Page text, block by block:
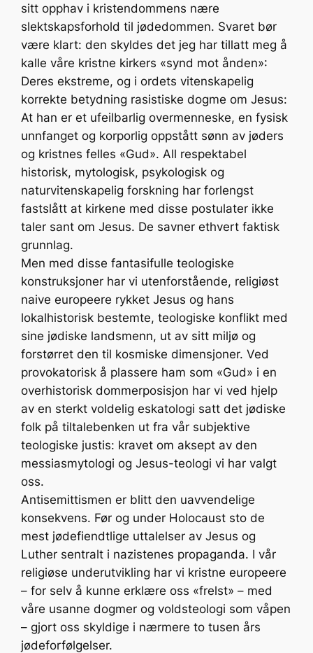
sitt opphav i kristendommens nære
slektskapsforhold til jødedommen. Svaret bør
være klart: den skyldes det jeg har tillatt meg å
kalle våre kristne kirkers «synd mot ånden»:
Deres ekstreme, og i ordets vitenskapelig
korrekte betydning rasistiske dogme om Jesus:
At han er et ufeilbarlig overmenneske, en fysisk
unnfanget og korporlig oppstått sønn av jøders
og kristnes felles «Gud». All respektabel
historisk, mytologisk, psykologisk og
naturvitenskapelig forskning har forlengst
fastslått at kirkene med disse postulater ikke
taler sant om Jesus. De savner ethvert faktisk
grunnlag.
Men med disse fantasifulle teologiske
konstruksjoner har vi utenforstående, religiøst
naive europeere rykket Jesus og hans
lokalhistorisk bestemte, teologiske konflikt med
sine jødiske landsmenn, ut av sitt miljø og
forstørret den til kosmiske dimensjoner. Ved
provokatorisk å plassere ham som «Gud» i en
overhistorisk dommerposisjon har vi ved hjelp
av en sterkt voldelig eskatologi satt det jødiske
folk på tiltalebenken ut fra vår subjektive
teologiske justis: kravet om aksept av den
messias­mytologi og Jesus-teologi vi har valgt
oss.
Antisemittismen er blitt den uavvendelige
konsekvens. Før og under Holocaust sto de
mest jødefiendtlige uttalelser av Jesus og
Luther sentralt i nazistenes propaganda. I vår
religiøse underutvikling har vi kristne europeere
– for selv å kunne erklære oss «frelst» – med
våre usanne dogmer og voldsteologi som våpen
– gjort oss skyldige i nærmere to tusen års
jødeforfølgelser.